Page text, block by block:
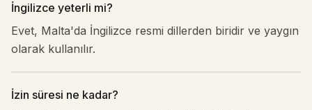
İngilizce yeterli mi?
Evet, Malta'da İngilizce resmi dillerden biridir ve yaygın
olarak kullanılır.
İzin süresi ne kadar?